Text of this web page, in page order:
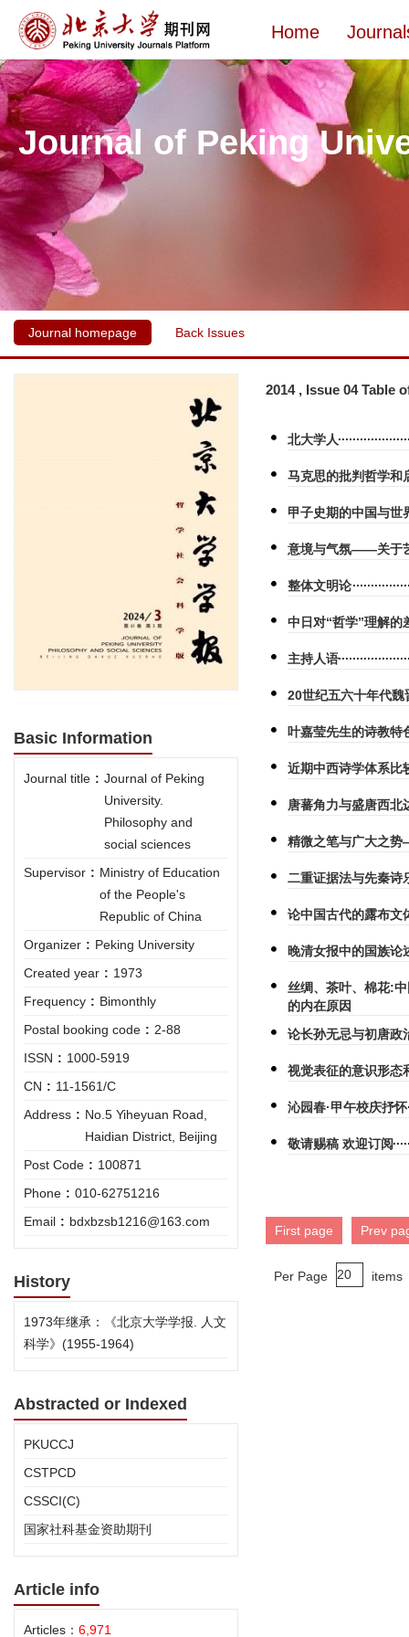
Home
Journal of Peking
Journal homepage Back Issues
Basic Information
Journal title : Journal of Peking
University.
Philosophy and
social sciences
Supervisor : Ministry of Education
of the People's
Republic of China
Organizer : Peking University
Created year : 1973
Frequency : Bimonthly
Postal booking code : 2-88
ISSN : 1000-5919
CN : 11-1561/C
Address : No.5 Yiheyuan Road,
Haidian District, Beijing
Post Code : 100871
Phone : 010-62751216
Email : bdxbzsb1216@163.com
History
1973年继承：《北京大学学报. 人文
科学》(1955-1964)
Abstracted or Indexed
PKUCCJ
CSTPCD
CSSCI(C)
国家社科基金资助期刊
Article info
Articles： 6,971
2014 , Issue 04 Table
北大学人
马克思的批判哲学和
甲子史期的中国与
意境与气氛——关于
整体文明论
中日对“哲学”理解的
主持人语
20世纪五六十年代
叶嘉莹先生的诗教特
近期中西诗学体系比
唐蕃角力与盛唐西北
精微之笔与广大之
二重证据法与先秦诗
论中国古代的露布文
晚清女报中的国族
丝绸、茶叶、棉花:
的内在原因
论长孙无忌与初唐政
视觉表征的意识形
沁园春·甲午校庆抒怀
敬请赐稿 欢迎订阅
First page Prev
Per Page items